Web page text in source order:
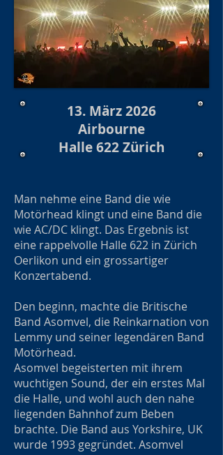
13. März 2026
Airbourne
Halle 622 Zürich
Man nehme eine Band die wie
Motörhead klingt und eine Band die
wie AC/DC klingt. Das Ergebnis ist
eine rappelvolle Halle 622 in Zürich
Oerlikon und ein grossartiger
Konzertabend.
Den beginn, machte die Britische
Band Asomvel, die Reinkarnation von
Lemmy und seiner legendären Band
Motörhead.
Asomvel begeisterten mit ihrem
wuchtigen Sound, der ein erstes Mal
die Halle, und wohl auch den nahe
liegenden Bahnhof zum Beben
brachte. Die Band aus Yorkshire, UK
wurde 1993 gegründet. Asomvel